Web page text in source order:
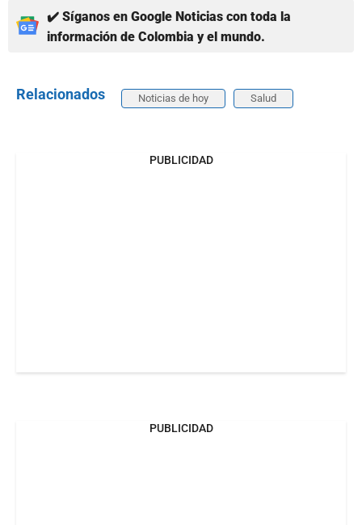
✔️ Síganos en Google Noticias con toda la
información de Colombia y el mundo.
Relacionados Noticias de hoy Salud
PUBLICIDAD
PUBLICIDAD